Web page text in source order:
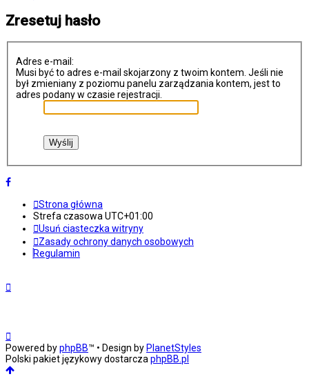
Zresetuj hasło
Adres e-mail:
Musi być to adres e-mail skojarzony z twoim kontem. Jeśli nie
był zmieniany z poziomu panelu zarządzania kontem, jest to
adres podany w czasie rejestracji.
Strona główna
Strefa czasowaUTC+01:00
Usuń ciasteczka witryny
Zasady ochrony danych osobowych
Regulamin
Powered byphpBB™ • Design by PlanetStyles
Polski pakiet językowy dostarczaphpBB.pl